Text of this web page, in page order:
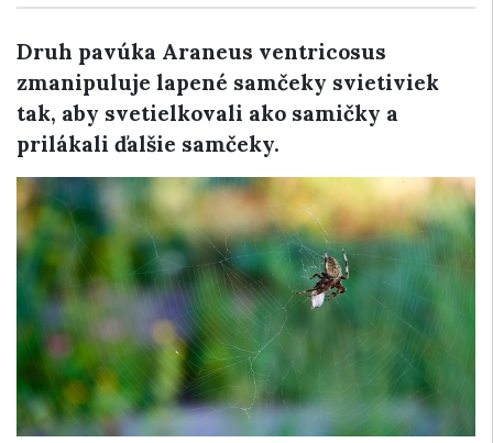
Druh pavúka Araneus ventricosus
zmanipuluje lapené samčeky svietiviek
tak, aby svetielkovali ako samičky a
prilákali ďalšie samčeky.